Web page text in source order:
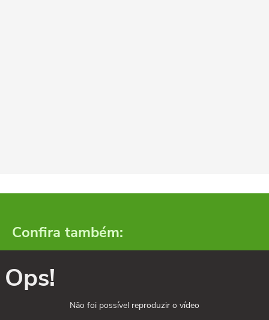
Confira também:
Ops!
Não foi possível reproduzir o vídeo